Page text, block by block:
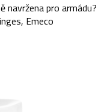
navržena pro armádu?
Emeco